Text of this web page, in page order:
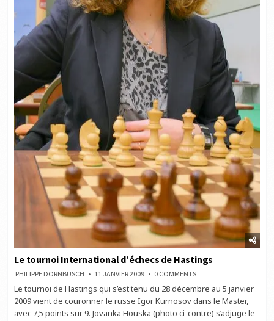
Le tournoi International d’échecs de Hastings
PHILIPPE DORNBUSCH 11 JANVIER 2009 0 COMMENTSON
TOURNOI
INTERNATIONAL
D’ÉCHECS
DE
HASTINGS
Le tournoi de Hastings qui s’est tenu du 28 décembre au 5 janvier
2009 vient de couronner le russe Igor Kurnosov dans le Master,
avec 7,5 points sur 9. Jovanka Houska (photo ci-contre) s’adjuge le